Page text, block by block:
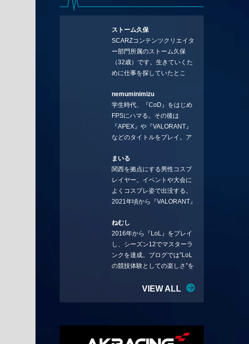
ストーム久保
SCARZコンテンツクリエイタ
ー部門所属のストーム久保
（32歳）です。生きていくた
めに仕事を探していたとこ
コラムを連載させてもらえる
ことになりました。言いたい
ことを言っていきます。X：
https://x.com/stormKUBO
YouTube：
rmKUBO
nemuminimizu
学生時代、『CoD』をはじめ
FPSにハマる。その後は
『APEX』や『VALORANT』
などのタイトルをプレイ。ア
BGMなどを手掛ける作曲家と
フリーランスのライターの二
足の草鞋を履いて幅広く活動
中。無類のラーメン好き！
Twitter:@ongakucas
まいる
関西を拠点にする男性コスプ
レイヤー。イベントや大会に
よくコスプレ姿で出没する。
2021年頃から『VALORANT』
続ける。現在の推しチームは
「CREST GAMING」。X：
@mlunias（Photo by
Subaru.F.）
ねむし
2016年から『LoL』をプレイ
し、シーズン12でマスターラ
ンクを達成。ブログでは”LoL
の競技体験としての楽しさ”を
リーを愛し、元ADCメイン
VIEW ALL